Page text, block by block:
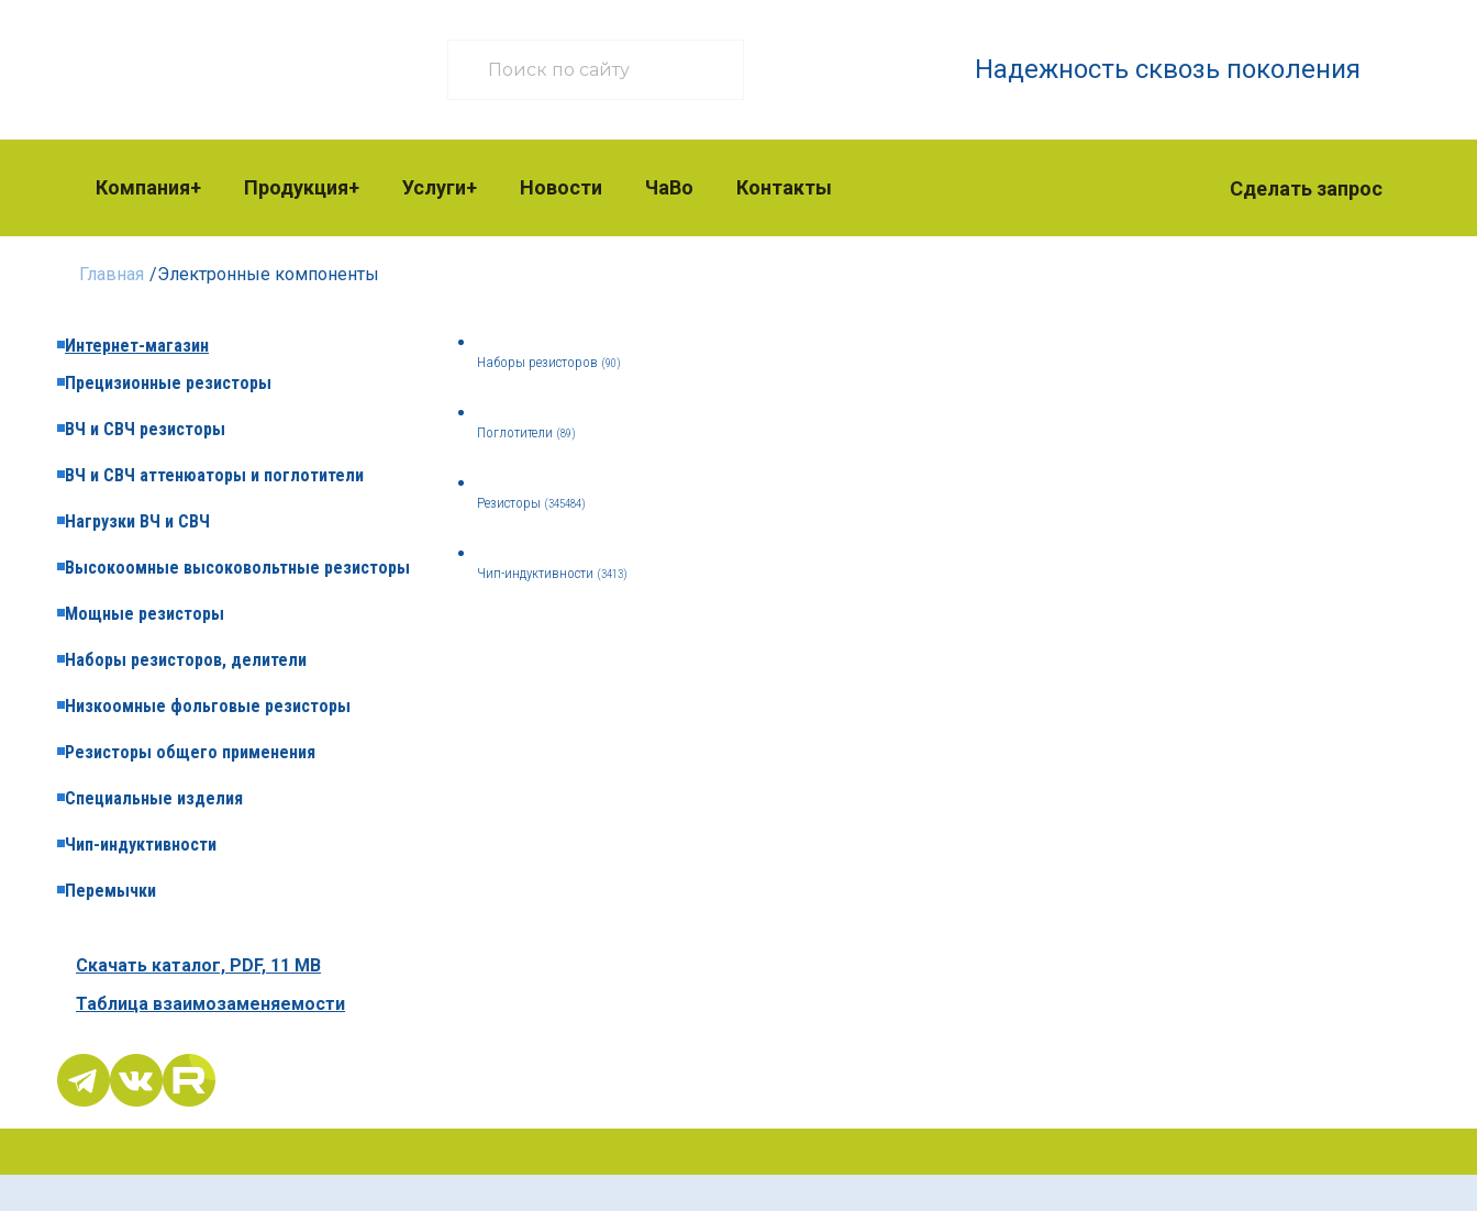
Надежность сквозь поколения
Компания Продукция Услуги Новости ЧаВо Контакты Сделать запрос
Главная /Электронные компоненты
Интернет-магазин
Прецизионные резисторы
ВЧ и СВЧ резисторы
ВЧ и СВЧ аттенюаторы и поглотители
Нагрузки ВЧ и СВЧ
Высокоомные высоковольтные резисторы
Мощные резисторы
Наборы резисторов, делители
Низкоомные фольговые резисторы
Резисторы общего применения
Специальные изделия
Чип-индуктивности
Перемычки
Скачать каталог, PDF, 11 MB
Таблица взаимозаменяемости
Наборы резисторов (90)
Поглотители (89)
Резисторы (345484)
Чип-индуктивности (3413)